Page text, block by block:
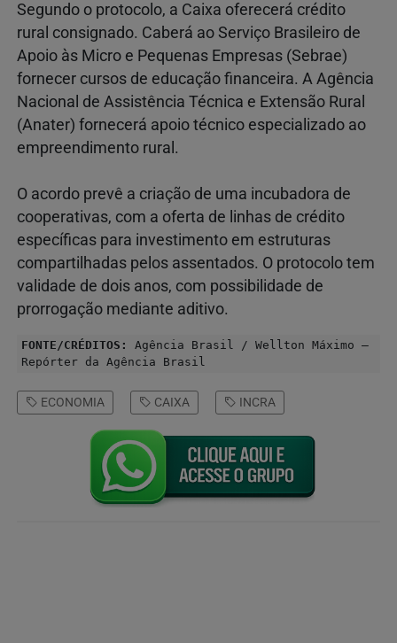
Segundo o protocolo, a Caixa oferecerá crédito
rural consignado. Caberá ao Serviço Brasileiro de
Apoio às Micro e Pequenas Empresas (Sebrae)
fornecer cursos de educação financeira. A Agência
Nacional de Assistência Técnica e Extensão Rural
(Anater) fornecerá apoio técnico especializado ao
empreendimento rural.
O acordo prevê a criação de uma incubadora de
cooperativas, com a oferta de linhas de crédito
específicas para investimento em estruturas
compartilhadas pelos assentados. O protocolo tem
validade de dois anos, com possibilidade de
prorrogação mediante aditivo.
FONTE/CRÉDITOS:
Agência Brasil / Wellton Máximo –
Repórter da Agência Brasil
ECONOMIA CAIXA INCRA